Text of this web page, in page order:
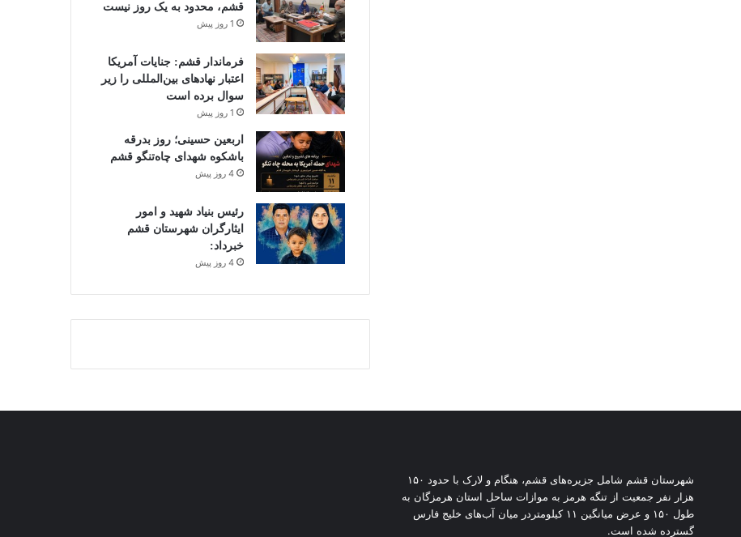
قشم، محدود به یک روز نیست
1 روز پیش
فرماندار قشم: جنایات آمریکا
اعتبار نهادهای بین‌المللی را زیر
سوال برده است
1 روز پیش
اربعین حسینی؛ روز بدرقه
باشکوه شهدای چاه‌تنگو قشم ‌
4 روز پیش
رئیس بنیاد شهید و امور
ایثارگران شهرستان قشم
خبرداد:
4 روز پیش
شهرستان قشم شامل جزیره‌های قشم، هنگام و لارک با حدود ۱۵۰
هزار نفر جمعیت از تنگه هرمز به موازات ساحل استان هرمزگان به
طول ۱۵۰ و عرض میانگین ۱۱ کیلومتردر میان آب‌های خلیج فارس
گسترده شده است.